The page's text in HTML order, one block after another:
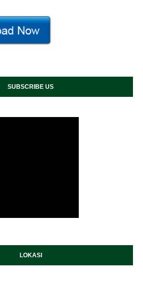
SUBSCRIBE US
LOKASI